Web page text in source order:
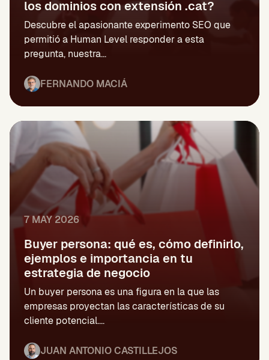
los dominios con extensión .cat?
Descubre el apasionante experimento SEO que
permitió a Human Level responder a esta
pregunta, nuestra...
FERNANDO MACIÁ
7 MAY 2026
Buyer persona: qué es, cómo definirlo,
ejemplos e importancia en tu
estrategia de negocio
Un buyer persona es una figura en la que las
empresas proyectan las características de su
cliente potencial....
JUAN ANTONIO CASTILLEJOS